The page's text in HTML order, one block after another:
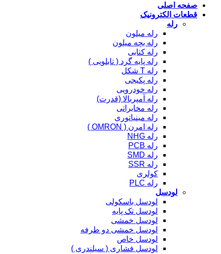
صفحه اصلی
قطعات الکترونیک
رله
رله میلون
رله بچه میلون
رله کتابی
رله پایه گرد ( تابلویی )
رله T شکل
رله پکیجی
رله خودرویی
رله آمپربالا (قدرت)
رله مخابراتی
رله مینیاتوری
رله امرن ( OMRON )
رله NHG
رله PCB
رله SMD
رله SSR
کولری
رله PLC
لودسل
لودسل باسکولی
لودسل تک پایه
لودسل خمشی
لودسل خمشی دو طرفه
لودسل خاص
لودسل فشاری ( سیلندری )